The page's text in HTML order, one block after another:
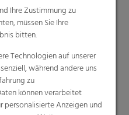
Ihre Zustimmung zu
müssen Sie Ihre
bitten.
Technologien auf unserer
während andere uns
zu
können verarbeitet
personalisierte Anzeigen und